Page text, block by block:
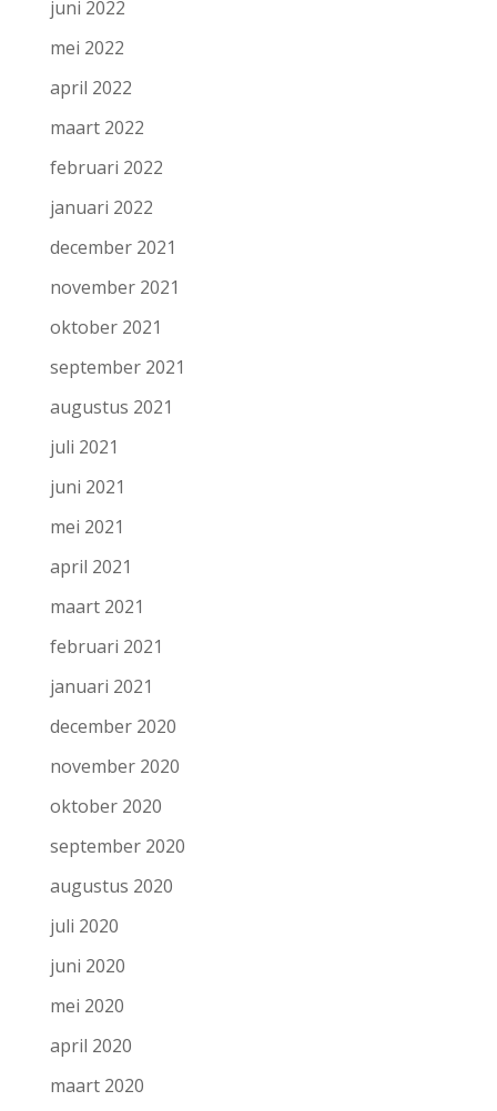
juni 2022
mei 2022
april 2022
maart 2022
februari 2022
januari 2022
december 2021
november 2021
oktober 2021
september 2021
augustus 2021
juli 2021
juni 2021
mei 2021
april 2021
maart 2021
februari 2021
januari 2021
december 2020
november 2020
oktober 2020
september 2020
augustus 2020
juli 2020
juni 2020
mei 2020
april 2020
maart 2020